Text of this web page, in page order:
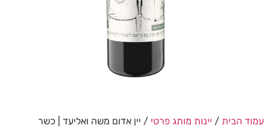
עמוד הבית / יינות מותג פרטי / יין אדום משה ואליעד | כשר